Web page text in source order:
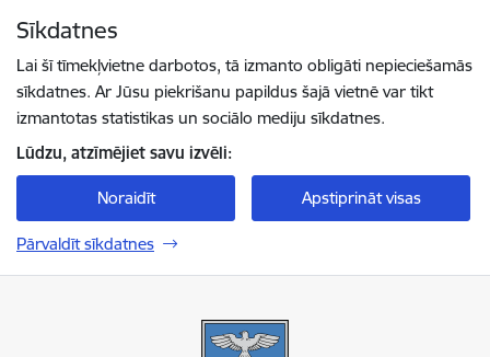
Sīkdatnes
Lai šī tīmekļvietne darbotos, tā izmanto obligāti nepieciešamās
sīkdatnes. Ar Jūsu piekrišanu papildus šajā vietnē var tikt
izmantotas statistikas un sociālo mediju sīkdatnes.
Lūdzu, atzīmējiet savu izvēli:
Noraidīt Apstiprināt visas
Pārvaldīt sīkdatnes